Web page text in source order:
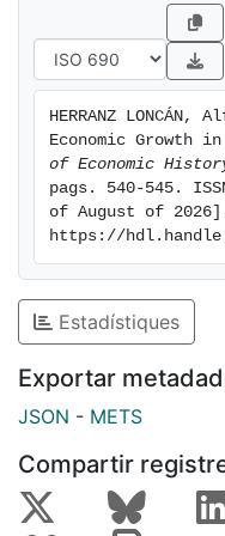
HERRANZ
Economic Growth
of Economic
pags. 540-545.
of August of
https://
Estadístiques
Exportar
JSON - METS
Compartir